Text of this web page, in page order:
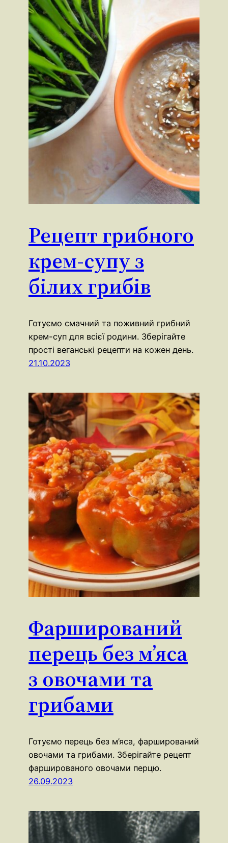
Рецепт грибного
крем-супу з
білих грибів
Готуємо смачний та поживний грибний
крем-суп для всієї родини. Зберігайте
прості веганські рецепти на кожен день.
21.10.2023
Фарширований
перець без м’яса
з овочами та
грибами
Готуємо перець без м’яса, фарширований
овочами та грибами. Зберігайте рецепт
фаршированого овочами перцю.
26.09.2023